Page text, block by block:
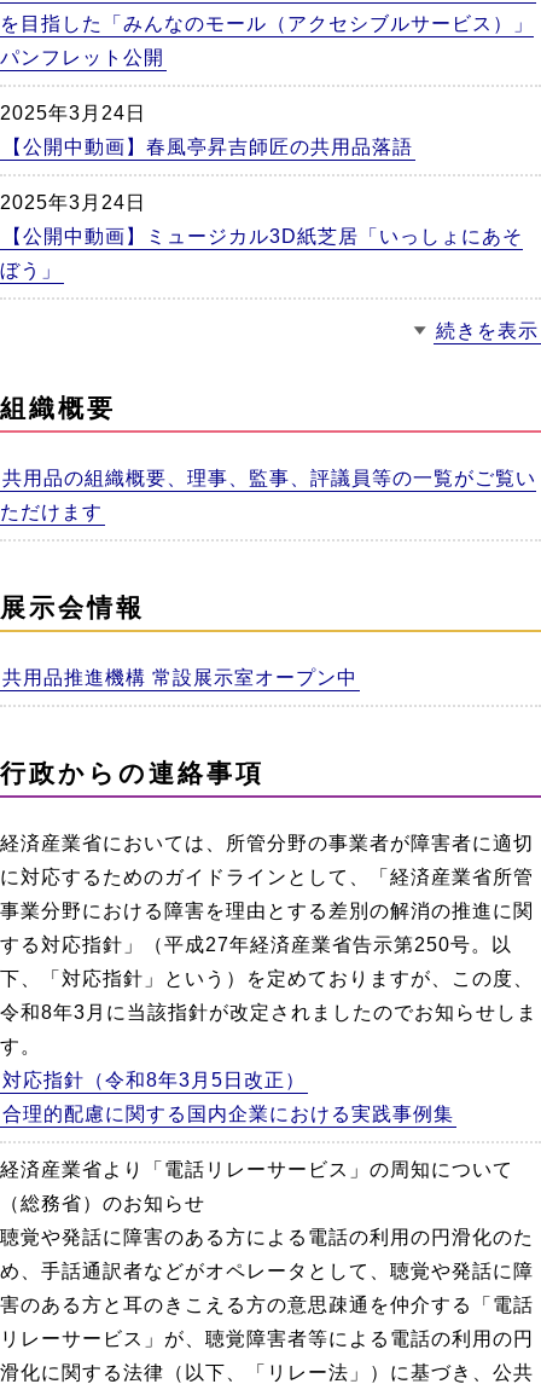
を目指した「みんなのモール（アクセシブルサービス）」
パンフレット公開
2025年3月24日
【公開中動画】春風亭昇吉師匠の共用品落語
2025年3月24日
【公開中動画】ミュージカル3D紙芝居「いっしょにあそ
ぼう」
続きを表示
組織概要
共用品の組織概要、理事、監事、評議員等の一覧がご覧い
ただけます
展示会情報
共用品推進機構 常設展示室オープン中
行政からの連絡事項
経済産業省においては、所管分野の事業者が障害者に適切
に対応するためのガイドラインとして、「経済産業省所管
事業分野における障害を理由とする差別の解消の推進に関
する対応指針」（平成27年経済産業省告示第250号。以
下、「対応指針」という）を定めておりますが、この度、
令和8年3月に当該指針が改定されましたのでお知らせしま
す。
対応指針（令和8年3月5日改正）
合理的配慮に関する国内企業における実践事例集
経済産業省より「電話リレーサービス」の周知について
（総務省）のお知らせ
聴覚や発話に障害のある方による電話の利用の円滑化のた
め、手話通訳者などがオペレータとして、聴覚や発話に障
害のある方と耳のきこえる方の意思疎通を仲介する「電話
リレーサービス」が、聴覚障害者等による電話の利用の円
滑化に関する法律（以下、「リレー法」）に基づき、公共